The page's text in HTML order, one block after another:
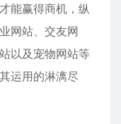
能赢得商机，纵
网站、交友网
以及宠物网站等
运用的淋漓尽